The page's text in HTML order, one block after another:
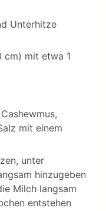
Unterhitze
cm) mit etwa 1
mit einem
unter
hinzugeben
Milch langsam
entstehen